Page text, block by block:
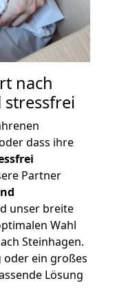
nach
dass ihre
Partner
unser breite
Wahl
Steinhagen.
oder ein großes
Lösung